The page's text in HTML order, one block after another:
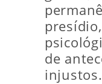
de
injustos.